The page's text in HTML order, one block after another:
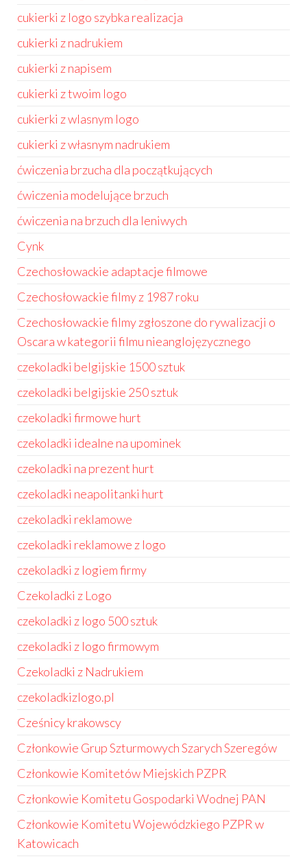
cukierki z logo szybka realizacja
cukierki z nadrukiem
cukierki z napisem
cukierki z twoim logo
cukierki z wlasnym logo
cukierki z własnym nadrukiem
ćwiczenia brzucha dla początkujących
ćwiczenia modelujące brzuch
ćwiczenia na brzuch dla leniwych
Cynk
Czechosłowackie adaptacje filmowe
Czechosłowackie filmy z 1987 roku
Czechosłowackie filmy zgłoszone do rywalizacji o
Oscara w kategorii filmu nieanglojęzycznego
czekoladki belgijskie 1500 sztuk
czekoladki belgijskie 250 sztuk
czekoladki firmowe hurt
czekoladki idealne na upominek
czekoladki na prezent hurt
czekoladki neapolitanki hurt
czekoladki reklamowe
czekoladki reklamowe z logo
czekoladki z logiem firmy
Czekoladki z Logo
czekoladki z logo 500 sztuk
czekoladki z logo firmowym
Czekoladki z Nadrukiem
czekoladkizlogo.pl
Cześnicy krakowscy
Członkowie Grup Szturmowych Szarych Szeregów
Członkowie Komitetów Miejskich PZPR
Członkowie Komitetu Gospodarki Wodnej PAN
Członkowie Komitetu Wojewódzkiego PZPR w
Katowicach